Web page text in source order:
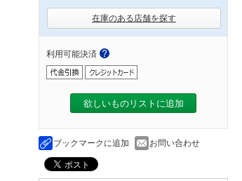
在庫のある店舗を探す
利用可能決済
欲しいものリストに追加
ブックマークに追加 お問い合わせ